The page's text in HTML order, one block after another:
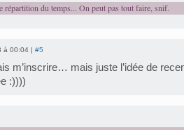
répartition du temps... On peut pas tout faire, snif.
à 00:04 | #5
m’inscrire… mais juste l’idée de
:))))